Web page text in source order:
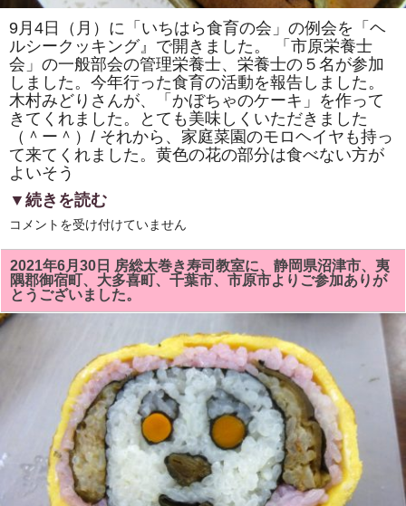
ｃ
ｌ
ｏ
ｖ
ｅ
ｒ」
で
開
か
れ
て
い
ま
す。
は
9月4日（月）に「いちはら食育の会」の例会を「ヘ
ルシークッキング』で開きました。 「市原栄養士
会」の一般部会の管理栄養士、栄養士の５名が参加
しました。今年行った食育の活動を報告しました。
木村みどりさんが、「かぼちゃのケーキ」を作って
きてくれました。とても美味しくいただきました
（＾ー＾）/ それから、家庭菜園のモロヘイヤも持っ
て来てくれました。黄色の花の部分は食べない方が
よいそう
▼続きを読む
「い
は
ら
食
育
の
会」
の
グ」
コメントを受け付けていません
2021年6月30日 房総太巻き寿司教室に、静岡県沼津市、夷
隅郡御宿町、大多喜町、千葉市、市原市よりご参加ありが
とうございました。